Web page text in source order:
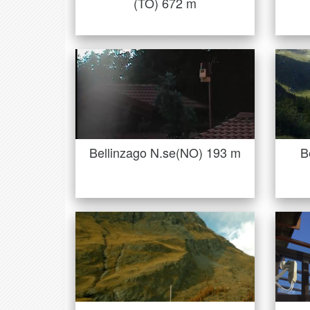
Bellinzago N.se(NO) 193 m
Bellinzago N.se(NO) 193 m
La stazione una Vantage pro 2
dista circa 110km dal …
PAGINA STAZIONE
Bessans Romma(FR) 1730
m
Installazione tipicamente
extraurbana su manto erboso, il
gruppo sensori Davis …